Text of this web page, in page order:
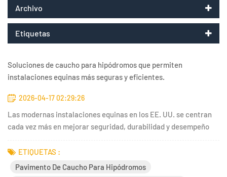
Archivo
Etiquetas
Soluciones de caucho para hipódromos que permiten
instalaciones equinas más seguras y eficientes.
2026-04-17 02:29:26
Las modernas instalaciones equinas en los EE. UU. se centran
cada vez más en mejorar seguridad, durabilidad y desempeño
materiales tradicionales como el hormigón, la tierra
compactada o la madera sin tratar están quedando atrás
ETIQUETAS :
Pavimento De Caucho Para Hipódromos